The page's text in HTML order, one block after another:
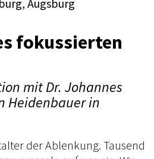
Augsburg
fokussierten
mit Dr. Johannes
Heidenbauer in
der Ablenkung. Tausend